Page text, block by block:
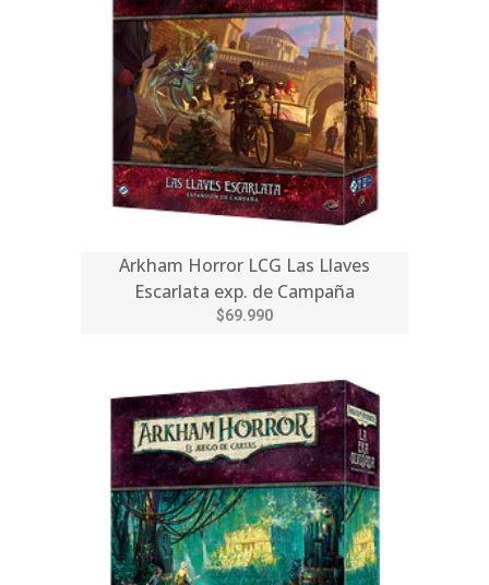
Arkham Horror LCG Las Llaves
Escarlata exp. de Campaña
$69.990